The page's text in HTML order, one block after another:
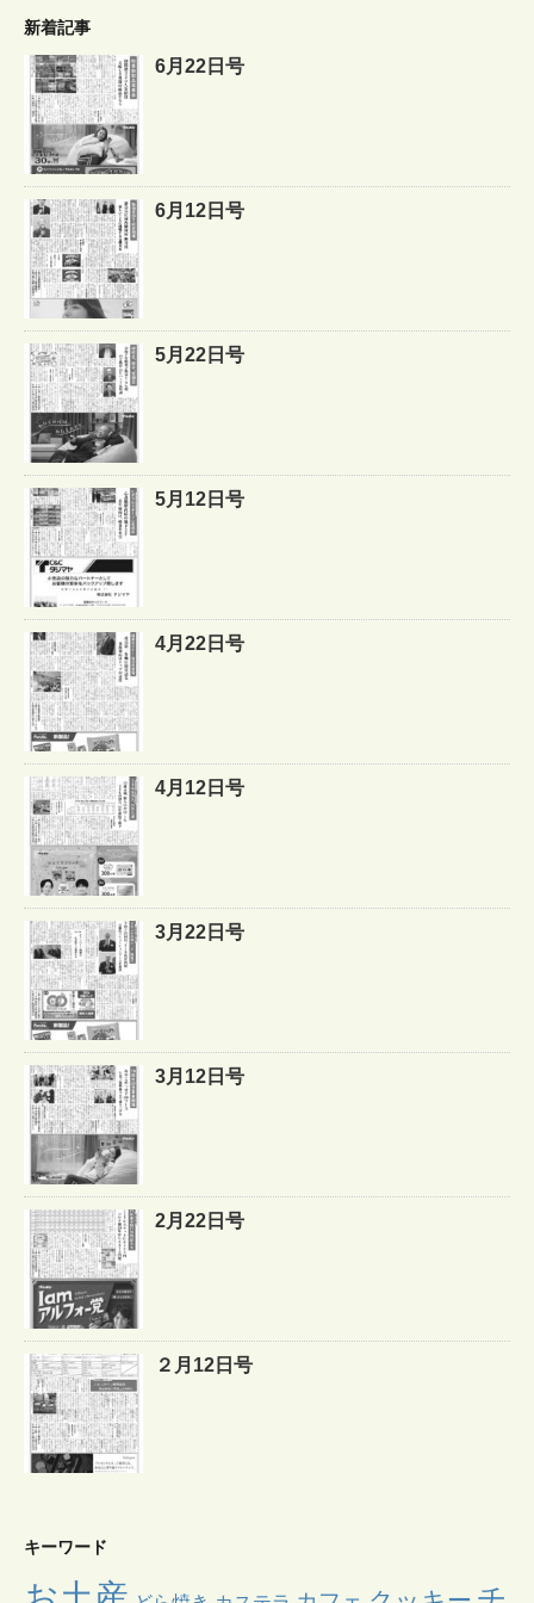
新着記事
6月22日号
6月12日号
5月22日号
5月12日号
4月22日号
4月12日号
3月22日号
3月12日号
2月22日号
２月12日号
キーワード